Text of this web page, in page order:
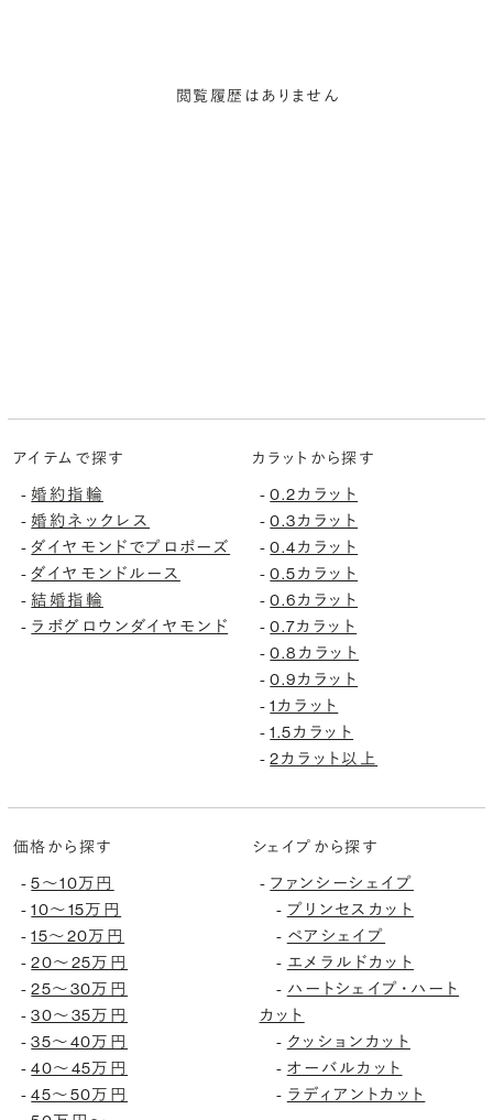
閲覧履歴はありません
アイテムで探す
-婚約指輪
-婚約ネックレス
-ダイヤモンドでプロポーズ
-ダイヤモンドルース
-結婚指輪
- ラボグロウンダイヤモンド
カラットから探す
-0.2カラット
-0.3カラット
-0.4カラット
-0.5カラット
-0.6カラット
-0.7カラット
-0.8カラット
-0.9カラット
-1カラット
-1.5カラット
-2カラット以上
価格から探す
-5〜10万円
-10〜15万円
-15〜20万円
-20〜25万円
-25〜30万円
-30〜35万円
-35〜40万円
-40〜45万円
-45〜50万円
シェイプから探す
- ファンシーシェイプ
- プリンセスカット
- ペアシェイプ
- エメラルドカット
- ハートシェイプ・ハート
カット
- クッションカット
- オーバルカット
- ラディアントカット